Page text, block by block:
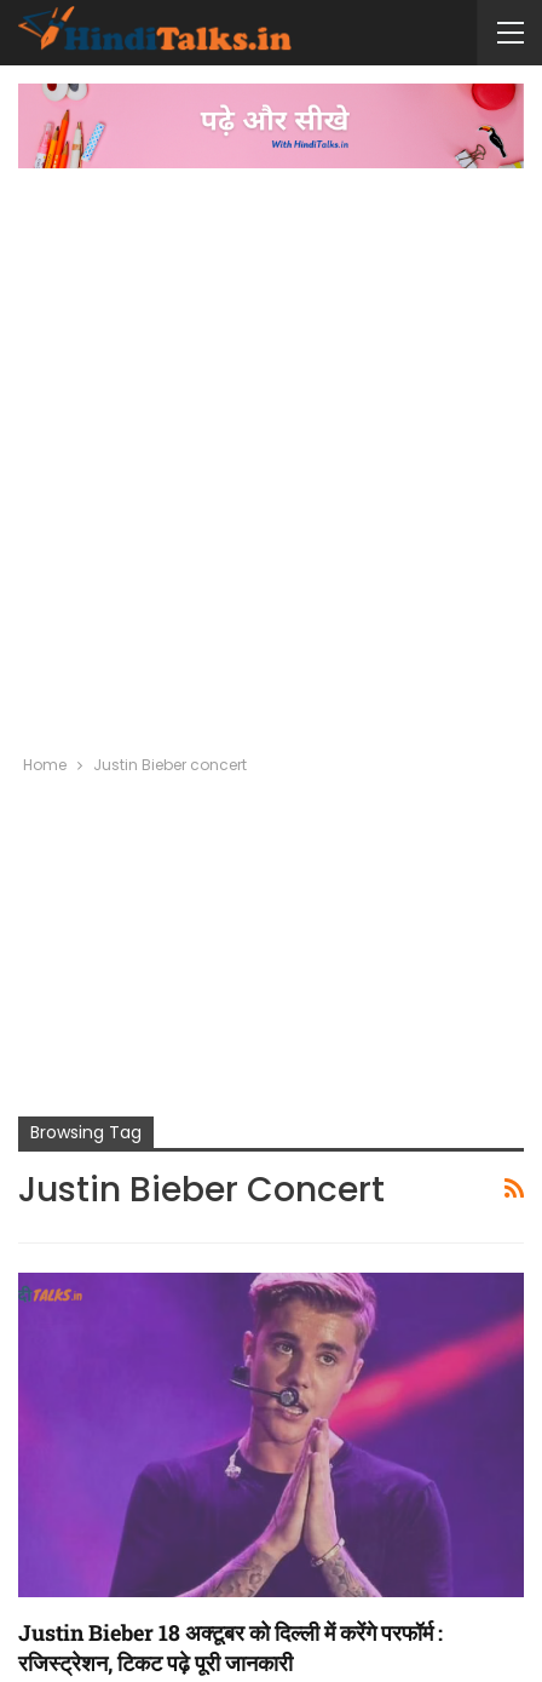
Home Justin Bieber concert
Browsing Tag
Justin Bieber Concert
Justin Bieber 18 अक्टूबर को दिल्ली में करेंगे परफॉर्म :
रजिस्ट्रेशन, टिकट पढ़े पूरी जानकारी